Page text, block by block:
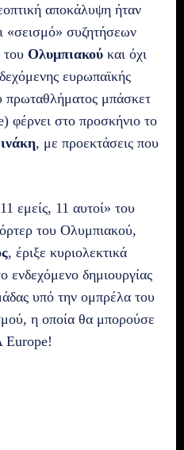
αποκάλυψη ήταν
«σεισμό» συζητήσεων
του Ολυμπιακού και όχι
ευρωπαϊκής
πρωταθλήματος μπάσκετ
στο προσκήνιο το
, με προεκτάσεις που
εμείς, 11 αυτοί» του
του Ολυμπιακού,
, έριξε κυριολεκτικά
ενδεχόμενο δημιουργίας
υπό την ομπρέλα του
η οποία θα μπορούσε
Europe!